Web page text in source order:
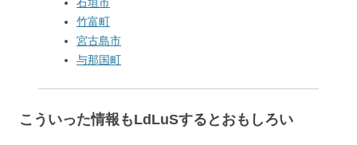
竹富町
宮古島市
与那国町
こういった情報もLdLuSするとおもしろい